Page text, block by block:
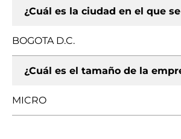
¿Cuál es la ciudad en el que
BOGOTA D.C.
¿Cuál es el tamaño de la
MICRO